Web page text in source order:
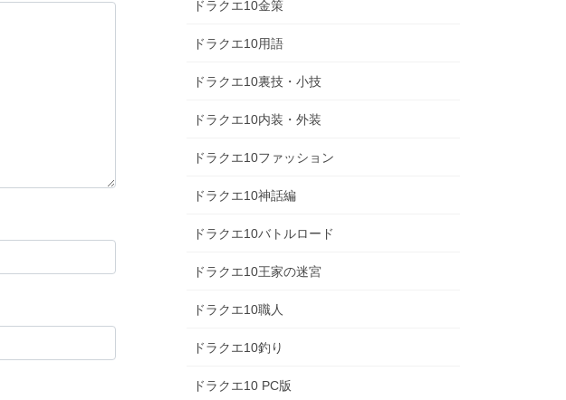
ドラクエ10金策
ドラクエ10用語
ドラクエ10裏技・小技
ドラクエ10内装・外装
ドラクエ10ファッション
ドラクエ10神話編
ドラクエ10バトルロード
ドラクエ10王家の迷宮
ドラクエ10職人
ドラクエ10釣り
ドラクエ10 PC版